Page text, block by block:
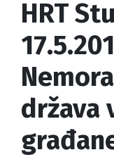
HRT
država